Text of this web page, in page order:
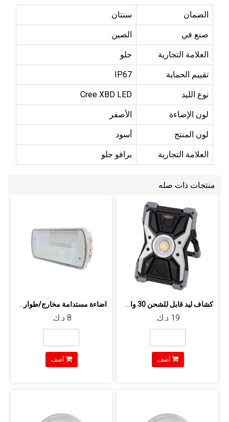
الضمان سنتان
صنع في الصين
العلامة التجارية جلو
تقييم الحماية IP67
نوع الليد Cree XBD LED
لون الإضاءة الأصفر
لون المنتج أسود
العلامة التجارية برافو جلو
منتجات ذات صله
أضف أضف